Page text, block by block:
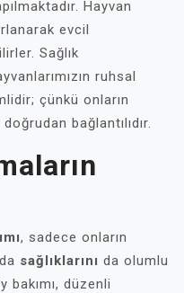
Hayvan
evcil
Sağlık
ruhsal
çünkü onların
bağlantılıdır.
, sadece onların
sağlıklarını da olumlu
düzenli